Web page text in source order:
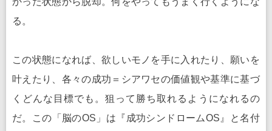
る。
この状態になれば、欲しいモノを手に入れたり、願いを
叶えたり、各々の成功＝シアワセの価値観や基準に基づ
くどんな目標でも。狙って勝ち取れるようになれるの
だ。この「脳のOS」は『成功シンドロームOS』と名付